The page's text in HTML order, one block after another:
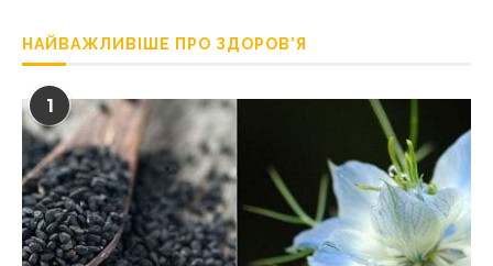
НАЙВАЖЛИВІШЕ ПРО ЗДОРОВ’Я
1